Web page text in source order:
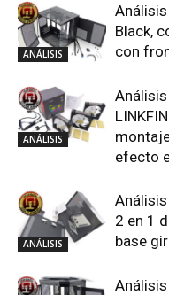
ANÁLISIS
Black,
con
ANÁLISIS
efecto
ANÁLISIS
2 en 1
base